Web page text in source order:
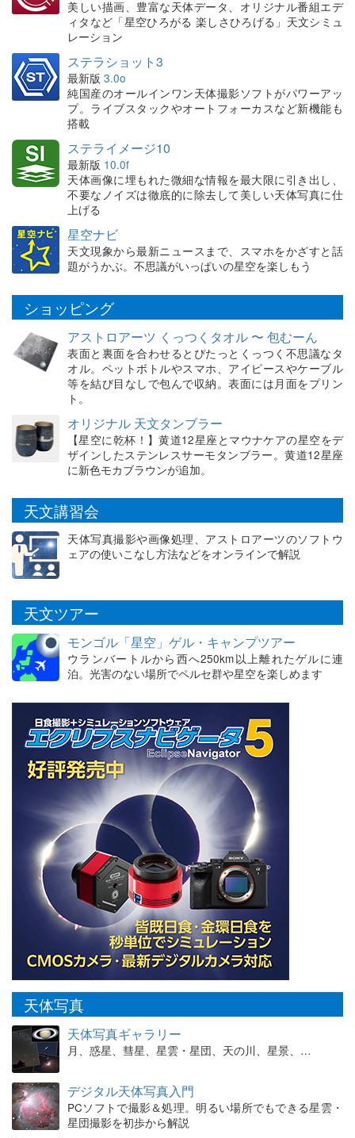
美しい描画、豊富な天体データ、オリジナル番組エデ
ィタなど「星空ひろがる 楽しさひろげる」天文シミュ
レーション
ステラショット3
最新版 3.0o
純国産のオールインワン天体撮影ソフトがパワーアッ
プ。ライブスタックやオートフォーカスなど新機能も
搭載
ステライメージ10
最新版 10.0f
天体画像に埋もれた微細な情報を最大限に引き出し、
不要なノイズは徹底的に除去して美しい天体写真に仕
上げる
星空ナビ
天文現象から最新ニュースまで、スマホをかざすと話
題がうかぶ。不思議がいっぱいの星空を楽しもう
ショッピング
アストロアーツ くっつくタオル 〜 包むーん
表面と裏面を合わせるとぴたっとくっつく不思議なタ
オル。ペットボトルやスマホ、アイピースやケーブル
等を結び目なしで包んで収納。表面には月面をプリン
ト。
オリジナル 天文タンブラー
【星空に乾杯！】黄道12星座とマウナケアの星空をデ
ザインしたステンレスサーモタンブラー。黄道12星座
に新色モカブラウンが追加。
天文講習会
天体写真撮影や画像処理、アストロアーツのソフトウ
ェアの使いこなし方法などをオンラインで解説
天文ツアー
モンゴル「星空」ゲル・キャンプツアー
ウランバートルから西へ250km以上離れたゲルに連
泊。光害のない場所でペルセ群や星空を楽しめます
天体写真
天体写真ギャラリー
月、惑星、彗星、星雲・星団、天の川、星景、…
デジタル天体写真入門
PCソフトで撮影＆処理。明るい場所でもできる星雲・
星団撮影を初歩から解説